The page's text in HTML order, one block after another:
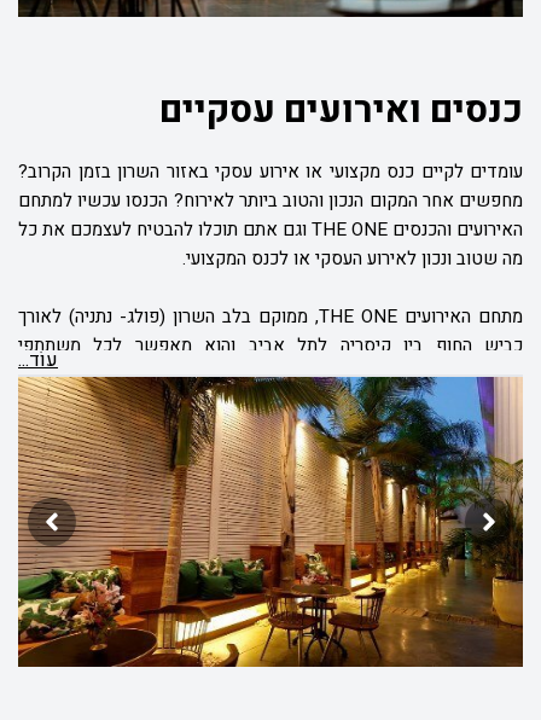
שיש לכם על מי לסמוך בדרך לאירוע המוצלח.
כנסים ואירועים עסקיים
עומדים לקיים כנס מקצועי או אירוע עסקי באזור השרון בזמן הקרוב?
מחפשים אחר המקום הנכון והטוב ביותר לאירוח? הכנסו עכשיו למתחם
האירועים והכנסים THE ONE וגם אתם תוכלו להבטיח לעצמכם את כל
מה שטוב ונכון לאירוע העסקי או לכנס המקצועי.
מתחם האירועים THE ONE, ממוקם בלב השרון (פולג- נתניה) לאורך
כביש החוף בין קיסריה לתל אביב והוא מאפשר לכל משתתפי
הכנס/אירוע עסקי ליהנות מדרכי גישה מהירות ונוחות. במתחם ניתן
לקיים מגוון רחב של אירועים עסקיים בישיבה לצד אירועי קוקטייל
וכנסים לקהל של 370 עד 550 אורחים.
לרשותכם, מגוון רחב של פתרונות אירוח והפקה הכוללים בין היתר:
קבלת פנים בגן המטופח הצמוד לאולם, תפריטי אירוח בניצוחו של השף
שלומי פרץ, מערכות מולטימדיה חדישות המותאמות לסוג ואופי האירוע
ו/או הכנס, צוות הפקה אישי המלווה אתכם לאורך כל הדרך ופתרונות
אירוח נוספים המבטיחים לכם את האירוע העסקי או הכנס המקצועי
הנכון במקום הנכון...
עוֹד...